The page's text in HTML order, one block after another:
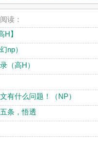
读：
H】
np）
（高H）
有什么问题！（NP）
条，悟透